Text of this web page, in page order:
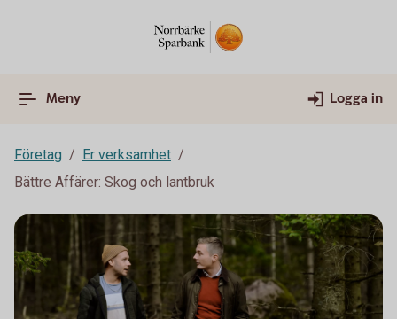
Meny Logga in
Företag
Er verksamhet
Bättre Affärer: Skog och lantbruk